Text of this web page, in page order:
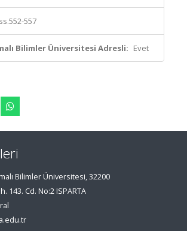
ss.552-557
Bilimler Üniversitesi Adresli: Evet
Bilimler Üniversitesi, 32200
143. Cd. No:2 ISPARTA